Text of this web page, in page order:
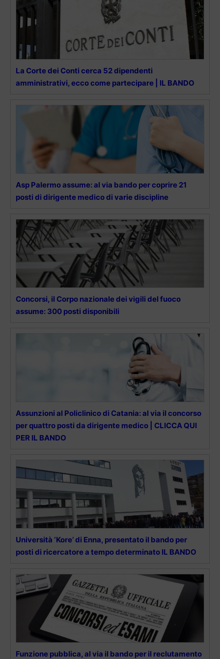
La Corte dei Conti cerca 52 dipendenti
amministrativi, ecco come partecipare | IL BANDO
Asp Palermo assume: al via bando per coprire 21
posti di dirigente medico di varie discipline
Concorsi, il Corpo nazionale dei vigili del fuoco
assume: 300 posti disponibili
Assunzioni al Policlinico di Catania: al via il concorso
per quattro posti da dirigente medico | CLICCA QUI
PER IL BANDO
Università ‘Kore’ di Enna, presentato il bando per
posti di ricercatore a tempo determinato IL BANDO
Funzione pubblica, al via il bando per il reclutamento